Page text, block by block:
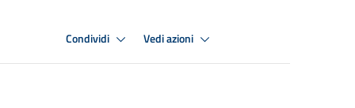
Condividi Vedi azioni